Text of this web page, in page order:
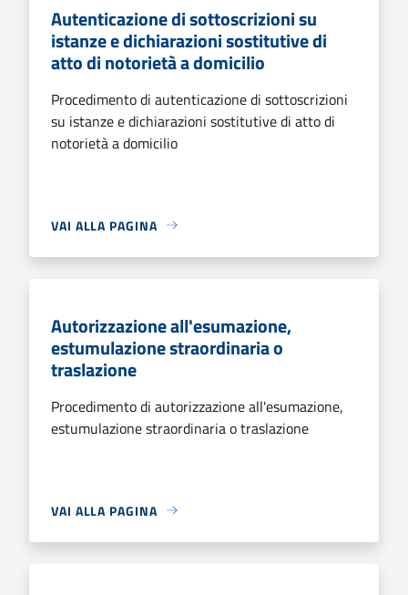
Autenticazione di sottoscrizioni su
istanze e dichiarazioni sostitutive di
atto di notorietà a domicilio
Procedimento di autenticazione di sottoscrizioni
su istanze e dichiarazioni sostitutive di atto di
notorietà a domicilio
VAI ALLA PAGINA
Autorizzazione all'esumazione,
estumulazione straordinaria o
traslazione
Procedimento di autorizzazione all'esumazione,
estumulazione straordinaria o traslazione
VAI ALLA PAGINA